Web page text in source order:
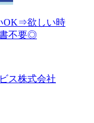
OK⇒欲しい時
不要◎
ス株式会社